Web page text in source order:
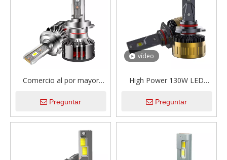
Comercio al por mayor
Bombillas de faros de coche
impermeables
Preguntar
vídeo
High Power 130W LED
con Canbus
Preguntar